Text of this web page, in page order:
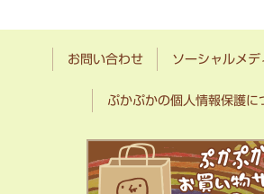
お問い合わせ ソーシャルメ
ぷかぷかの個人情報保護に